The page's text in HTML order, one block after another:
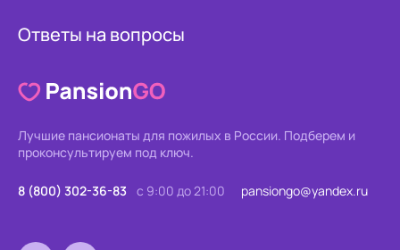
Ответы на вопросы
Лучшие пансионаты для пожилых в России. Подберем и
проконсультируем под ключ.
8 (800) 302-36-83 с 9:00 до 21:00 pansiongo@yandex.ru